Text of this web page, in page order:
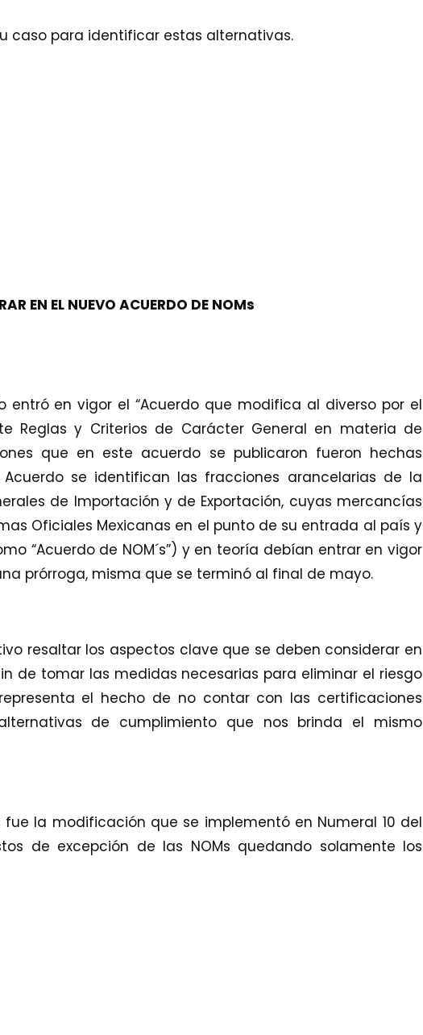
caso para identificar estas alternativas.
EN EL NUEVO ACUERDO DE NOMs
entró en vigor el “Acuerdo que modifica al diverso por el
Reglas y Criterios de Carácter General en materia de
que en este acuerdo se publicaron fueron hechas
Acuerdo se identifican las fracciones arancelarias de la
de Importación y de Exportación, cuyas mercancías
Oficiales Mexicanas en el punto de su entrada al país y
“Acuerdo de NOM´s”) y en teoría debían entrar en vigor
prórroga, misma que se terminó al final de mayo.
resaltar los aspectos clave que se deben considerar en
de tomar las medidas necesarias para eliminar el riesgo
el hecho de no contar con las certificaciones
de cumplimiento que nos brinda el mismo
la modificación que se implementó en Numeral 10 del
de excepción de las NOMs quedando solamente los